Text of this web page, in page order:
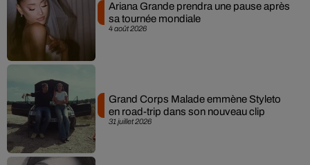
4 août 2026
Ariana Grande prendra une pause après
sa tournée mondiale
31 juillet 2026
Grand Corps Malade emmène Styleto
en road-trip dans son nouveau clip